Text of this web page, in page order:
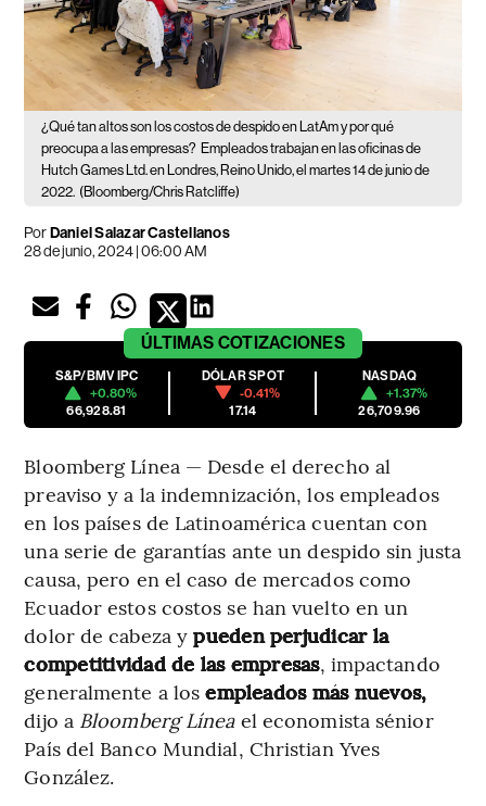
¿Qué tan altos son los costos de despido en LatAm y por qué
preocupa a las empresas? Empleados trabajan en las oficinas de
Hutch Games Ltd. en Londres, Reino Unido, el martes 14 de junio de
2022. (Bloomberg/Chris Ratcliffe)
PorDaniel Salazar Castellanos
28 de junio, 2024 | 06:00 AM
ÚLTIMAS COTIZACIONES
S&P/BMV IPC
+0.80%
66,928.81
DÓLAR SPOT
-0.41%
17.14
NASDAQ
+1.37%
26,709.96
Bloomberg Línea — Desde el derecho al
preaviso y a la indemnización, los empleados
en los países de Latinoamérica cuentan con
una serie de garantías ante un despido sin justa
causa, pero en el caso de mercados como
Ecuador estos costos se han vuelto en un
dolor de cabeza y pueden perjudicar la
competitividad de las empresas, impactando
generalmente a losempleados más nuevos,
dijo a Bloomberg Líneael economista sénior
País del Banco Mundial, Christian Yves
González.